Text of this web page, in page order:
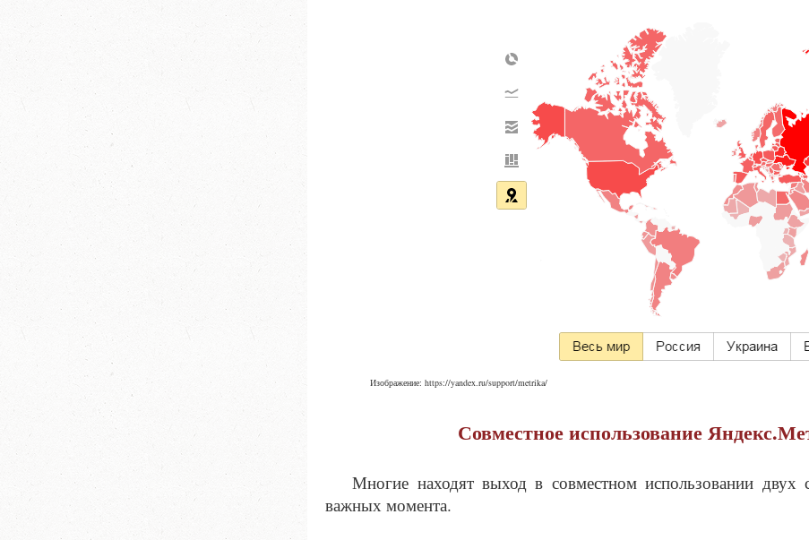
Изображение: https://yandex.ru/support/metrika/
Совместное использование
Многие находят выход в совместном использовании двух
важных момента.